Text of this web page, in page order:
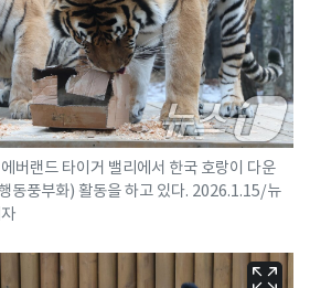
버랜드 타이거 밸리에서 한국 호랑이 다운
동풍부화) 활동을 하고 있다. 2026.1.15/뉴